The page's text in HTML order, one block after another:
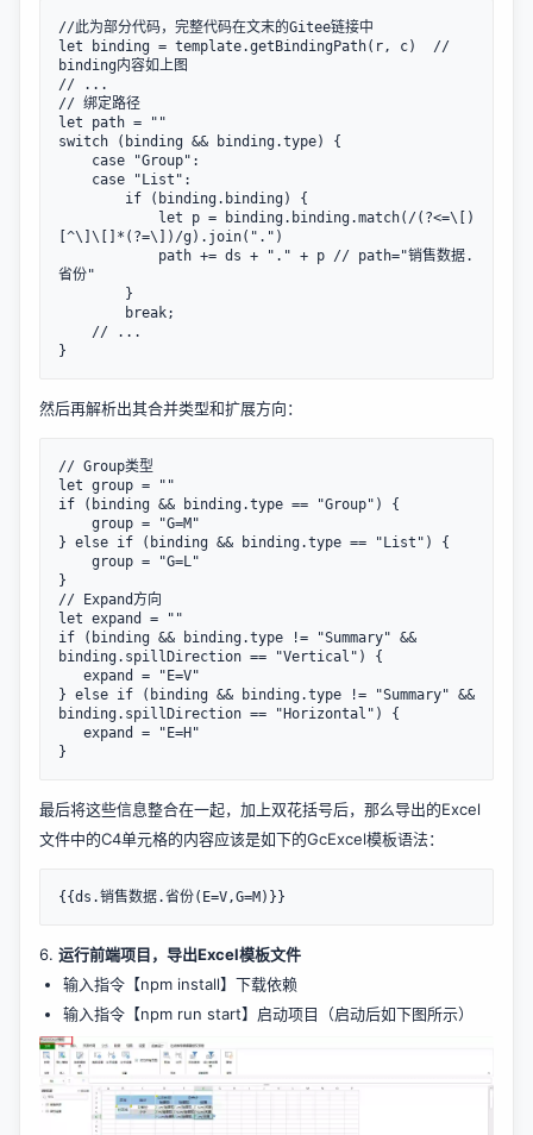
//此为部分代码，完整代码在文末的Gitee链接中
let binding = template.getBindingPath(r, c)  //
binding内容如上图
// ...
// 绑定路径
let path = ""
switch (binding && binding.type) {
[^\]\[]*(?=\])/g).join(".")
省份"
然后再解析出其合并类型和扩展方向：
// Group类型
let group = ""
if (binding && binding.type == "Group") {
} else if (binding && binding.type == "List") {
}
// Expand方向
let expand = ""
if (binding && binding.type != "Summary" &&
binding.spillDirection == "Vertical") {
} else if (binding && binding.type != "Summary" &&
binding.spillDirection == "Horizontal") {
最后将这些信息整合在一起，加上双花括号后，那么导出的Excel
文件中的C4单元格的内容应该是如下的GcExcel模板语法：
6. 运行前端项目，导出Excel模板文件
输入指令【npm install】下载依赖
输入指令【npm run start】启动项目（启动后如下图所示）